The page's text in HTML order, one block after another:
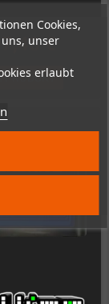
Cookies,
unser
erlaubt
€
PRODUKT